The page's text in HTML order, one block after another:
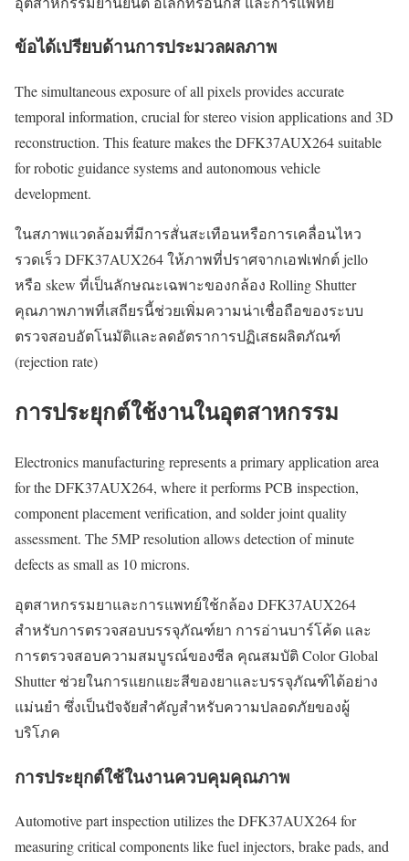
ข้อได้เปรียบด้านการประมวลผลภาพ
The simultaneous exposure of all pixels provides accurate
temporal information, crucial for stereo vision applications and 3D
reconstruction. This feature makes the DFK37AUX264 suitable
for robotic guidance systems and autonomous vehicle
development.
ในสภาพแวดล้อมที่มีการสั่นสะเทือนหรือการเคลื่อนไหว
รวดเร็ว DFK37AUX264 ให้ภาพที่ปราศจากเอฟเฟกต์ jello
หรือ skew ที่เป็นลักษณะเฉพาะของกล้อง Rolling Shutter
คุณภาพภาพที่เสถียรนี้ช่วยเพิ่มความน่าเชื่อถือของระบบ
ตรวจสอบอัตโนมัติและลดอัตราการปฏิเสธผลิตภัณฑ์
(rejection rate)
การประยุกต์ใช้งานในอุตสาหกรรม
Electronics manufacturing represents a primary application area
for the DFK37AUX264, where it performs PCB inspection,
component placement verification, and solder joint quality
assessment. The 5MP resolution allows detection of minute
defects as small as 10 microns.
อุตสาหกรรมยาและการแพทย์ใช้กล้อง DFK37AUX264
สำหรับการตรวจสอบบรรจุภัณฑ์ยา การอ่านบาร์โค้ด และ
การตรวจสอบความสมบูรณ์ของซีล คุณสมบัติ Color Global
Shutter ช่วยในการแยกแยะสีของยาและบรรจุภัณฑ์ได้อย่าง
แม่นยำ ซึ่งเป็นปัจจัยสำคัญสำหรับความปลอดภัยของผู้
บริโภค
การประยุกต์ใช้ในงานควบคุมคุณภาพ
Automotive part inspection utilizes the DFK37AUX264 for
measuring critical components like fuel injectors, brake pads, and